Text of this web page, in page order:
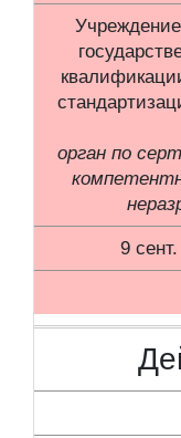
орган по
9